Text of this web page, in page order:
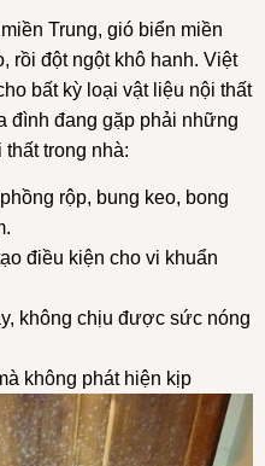
Trung, gió biển miền
rồi đột ngột khô hanh. Việt
bất kỳ loại vật liệu nội thất
đình đang gặp phải những
trong nhà:
rộp, bung keo, bong
điều kiện cho vi khuẩn
không chịu được sức nóng
không phát hiện kịp